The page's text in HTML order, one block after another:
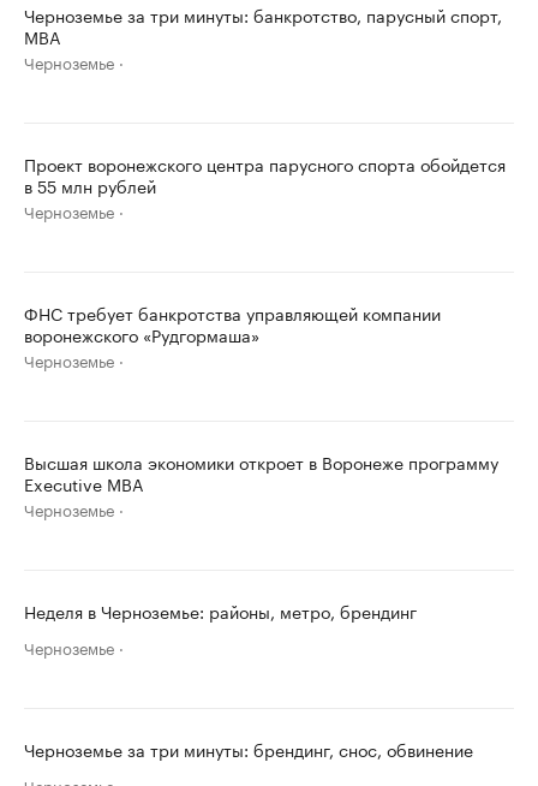
Черноземье за три минуты: банкротство, парусный спорт,
MBA
Черноземье
Проект воронежского центра парусного спорта обойдется
в 55 млн рублей
Черноземье
ФНС требует банкротства управляющей компании
воронежского «Рудгормаша»
Черноземье
Высшая школа экономики откроет в Воронеже программу
Executive MBA
Черноземье
Неделя в Черноземье: районы, метро, брендинг
Черноземье
Черноземье за три минуты: брендинг, снос, обвинение